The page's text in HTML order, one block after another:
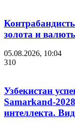
золота и
05.08.2026, 10:04
310
Узбекистан
Samarkand-
интеллекта.